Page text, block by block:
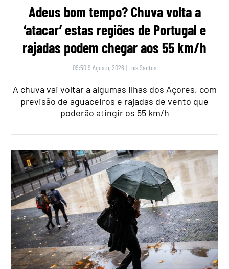
Adeus bom tempo? Chuva volta a
‘atacar’ estas regiões de Portugal e
rajadas podem chegar aos 55 km/h
09:50 9 Agosto, 2026 | Luís Santos
A chuva vai voltar a algumas ilhas dos Açores, com
previsão de aguaceiros e rajadas de vento que
poderão atingir os 55 km/h